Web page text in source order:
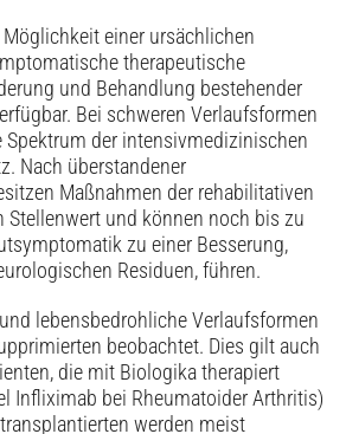
einer ursächlichen
therapeutische
und Behandlung bestehender
Bei schweren Verlaufsformen
Spektrum der intensivmedizinischen
Nach überstandener
Maßnahmen der rehabilitativen
Stellenwert und können noch bis zu
zu einer Besserung,
Residuen, führen.
lebensbedrohliche Verlaufsformen
beobachtet. Dies gilt auch
die mit Biologika therapiert
Infliximab bei Rheumatoider ­Arthritis)
werden meist